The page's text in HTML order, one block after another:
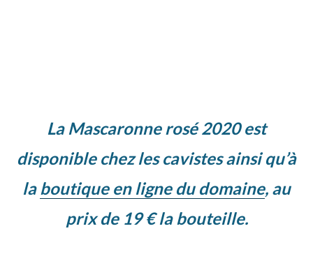
La Mascaronne rosé 2020 est
disponible chez les cavistes ainsi qu’à
la boutique en ligne du domaine, au
prix de 19 € la bouteille.